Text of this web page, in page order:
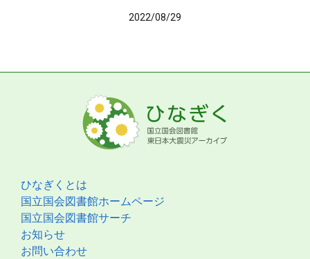
2022/08/29
ひなぎくとは
国立国会図書館ホームページ
国立国会図書館サーチ
お知らせ
お問い合わせ